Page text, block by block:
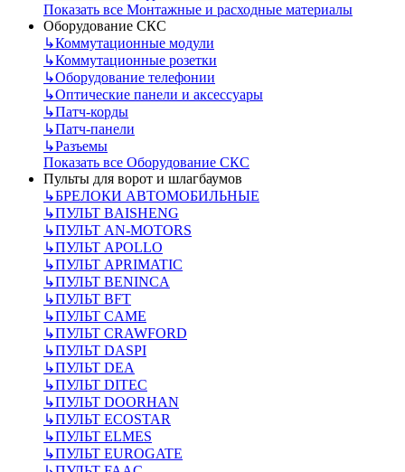
Показать все Монтажные и расходные материалы
Оборудование СКС
↳Коммутационные модули
↳Коммутационные розетки
↳Оборудование телефонии
↳Оптические панели и аксессуары
↳Патч-корды
↳Патч-панели
↳Разъемы
Показать все Оборудование СКС
Пульты для ворот и шлагбаумов
↳БРЕЛОКИ АВТОМОБИЛЬНЫЕ
↳ПУЛЬТ BAISHENG
↳ПУЛЬТ AN-MOTORS
↳ПУЛЬТ APOLLO
↳ПУЛЬТ APRIMATIC
↳ПУЛЬТ BENINCA
↳ПУЛЬТ BFT
↳ПУЛЬТ CAME
↳ПУЛЬТ CRAWFORD
↳ПУЛЬТ DASPI
↳ПУЛЬТ DEA
↳ПУЛЬТ DITEC
↳ПУЛЬТ DOORHAN
↳ПУЛЬТ ECOSTAR
↳ПУЛЬТ ELMES
↳ПУЛЬТ EUROGATE